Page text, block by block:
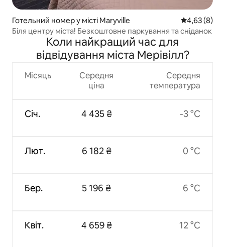
Готельний номер у місті Maryville Середня
4,63 (8)
Біля центру міста! Безкоштовне паркування та сніданок
Коли найкращий час для
відвідування міста Мерівілл?
Місяць
Січ.
Лют.
Бер.
Квіт.
Середня
ціна
4 435 ₴
6 182 ₴
5 196 ₴
4 659 ₴
Середня
температура
-3 °C
0 °C
6 °C
12 °C